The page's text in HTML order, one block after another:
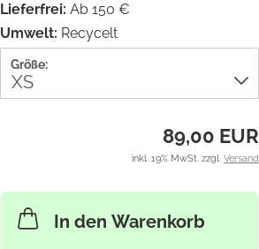
Lieferfrei: Ab 150 €
Umwelt: Recycelt
Größe:
89,00 EUR
inkl. 19% MwSt. zzgl. Versand
In den Warenkorb